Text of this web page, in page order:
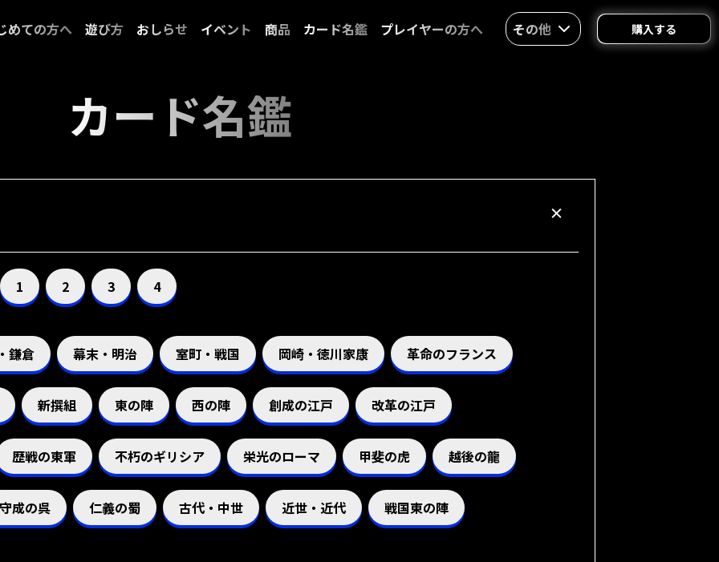
めての方へ 遊び方 おしらせ イベント 商品 カード名鑑 プレイヤーの方へ その他 購入する
カード名鑑
1 2 3 4
鎌倉 幕末・明治 室町・戦国 岡崎・徳川家康 革命のフランス
新撰組 東の陣 西の陣 創成の江戸 改革の江戸
歴戦の東軍 不朽のギリシア 栄光のローマ 甲斐の虎 越後の龍
守成の呉 仁義の蜀 古代・中世 近世・近代 戦国東の陣